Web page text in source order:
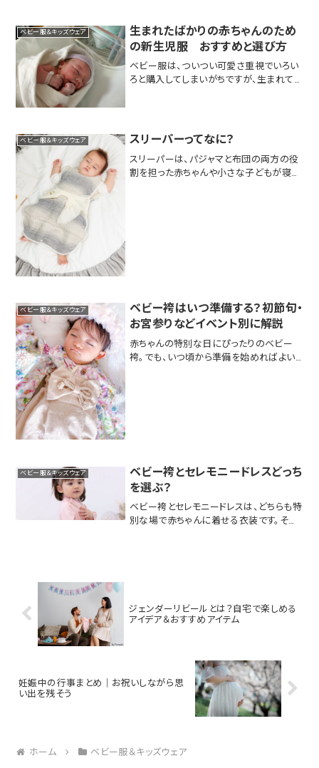
ベビー服＆キッズウェア
生まれたばかりの赤ちゃんのため
の新生児服 おすすめと選び方
ベビー服は、ついつい可愛さ重視でいろい
ろと購入してしまいがちですが、生まれてす
選び方- 素材: 新生児の肌は非常にデリケ
ート...
ベビー服＆キッズウェア スリーパーってなに？
スリーパーは、パジャマと布団の両方の役
割を担った赤ちゃんや小さな子どもが寝る
ベビー服＆キッズウェア
ベビー袴はいつ準備する？初節句・
お宮参りなどイベント別に解説
赤ちゃんの特別な日にぴったりのベビー
袴。でも、いつ頃から準備を始めればよい
ベビー服＆キッズウェア
ベビー袴とセレモニードレスどっち
を選ぶ？
ベビー袴とセレモニードレスは、どちらも特
別な場で赤ちゃんに着せる衣装です。それ
ジェンダーリビールとは？自宅で楽しめる
アイデア＆おすすめアイテム
妊娠中の行事まとめ｜お祝いしながら思
い出を残そう
ホーム ベビー服＆キッズウェア